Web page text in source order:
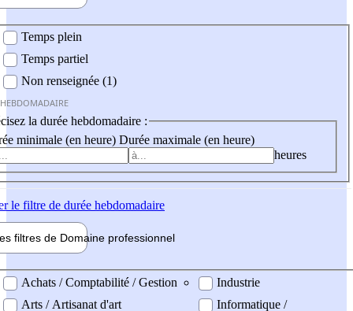
Temps plein
Temps partiel
Non renseignée (1)
la durée hebdomadaire :
minimale (en heure) Durée maximale (en heure)
heures
le filtre de durée hebdomadaire
filtres de Domaine professionnel
professionel
Achats / Comptabilité / Gestion
Arts / Artisanat d'art
Industrie
Informatique /